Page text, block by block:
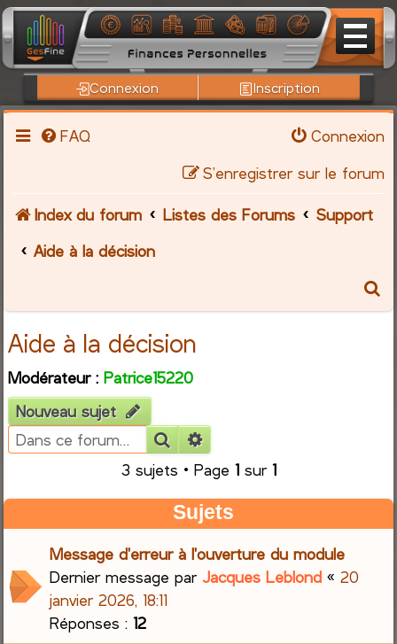
Connexion Inscription
FAQ
Connexion
S’enregistrer sur le forum
Index du forum Listes des Forums
Support
Aide à la décision
c
Aide à la décision
Modérateur : Patrice15220
Nouveau sujet
Rechercher
3 sujets • Page 1sur 1
Sujets
Message d'erreur à l'ouverture du module
Dernier message parJacques Leblond «20
janvier 2026, 18:11
Réponses :12